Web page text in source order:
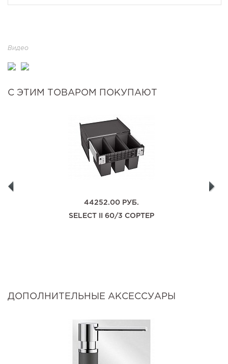
Видео
С ЭТИМ ТОВАРОМ ПОКУПАЮТ
44252.00 РУБ.
SELECT II 60/3 СОРТЕР
ДОПОЛНИТЕЛЬНЫЕ АКСЕССУАРЫ